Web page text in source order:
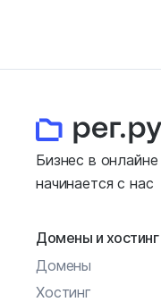
Бизнес в онлайне
начинается с нас
Домены и хостинг
Домены
Хостинг